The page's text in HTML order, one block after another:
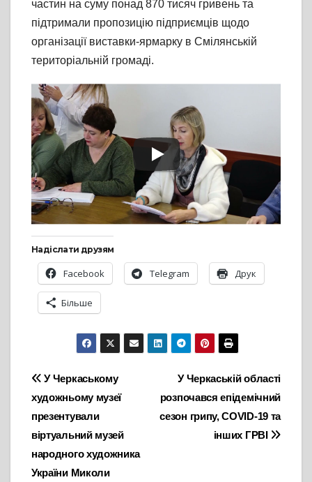
частин на суму понад 870 тисяч гривень та
підтримали пропозицію підприємців щодо
організації виставки-ярмарку в Смілянській
територіальній громаді.
Надіслати друзям
Facebook Telegram Друк
Більше
Навігація
записів
У Черкаській області
розпочався епідемічний
сезон грипу, COVID-19 та
інших ГРВІ
У Черкаському
художньому музеї
презентували
віртуальний музей
народного художника
України Миколи